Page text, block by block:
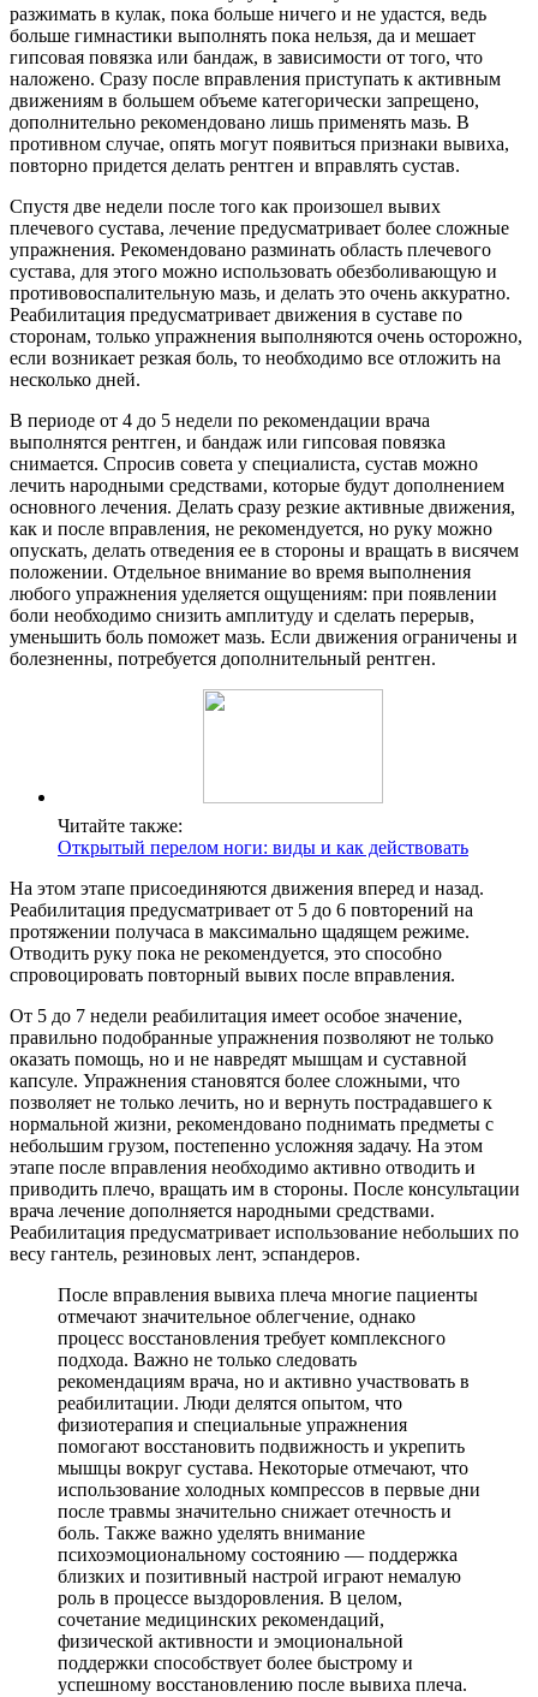
разжимать в кулак, пока больше ничего и не удастся, ведь
больше гимнастики выполнять пока нельзя, да и мешает
гипсовая повязка или бандаж, в зависимости от того, что
наложено. Сразу после вправления приступать к активным
движениям в большем объеме категорически запрещено,
дополнительно рекомендовано лишь применять мазь. В
противном случае, опять могут появиться признаки вывиха,
повторно придется делать рентген и вправлять сустав.
Спустя две недели после того как произошел вывих
плечевого сустава, лечение предусматривает более сложные
упражнения. Рекомендовано разминать область плечевого
сустава, для этого можно использовать обезболивающую и
противовоспалительную мазь, и делать это очень аккуратно.
Реабилитация предусматривает движения в суставе по
сторонам, только упражнения выполняются очень осторожно,
если возникает резкая боль, то необходимо все отложить на
несколько дней.
В периоде от 4 до 5 недели по рекомендации врача
выполнятся рентген, и бандаж или гипсовая повязка
снимается. Спросив совета у специалиста, сустав можно
лечить народными средствами, которые будут дополнением
основного лечения. Делать сразу резкие активные движения,
как и после вправления, не рекомендуется, но руку можно
опускать, делать отведения ее в стороны и вращать в висячем
положении. Отдельное внимание во время выполнения
любого упражнения уделяется ощущениям: при появлении
боли необходимо снизить амплитуду и сделать перерыв,
уменьшить боль поможет мазь. Если движения ограничены и
болезненны, потребуется дополнительный рентген.
Читайте также:
Открытый перелом ноги: виды и как действовать
На этом этапе присоединяются движения вперед и назад.
Реабилитация предусматривает от 5 до 6 повторений на
протяжении получаса в максимально щадящем режиме.
Отводить руку пока не рекомендуется, это способно
спровоцировать повторный вывих после вправления.
От 5 до 7 недели реабилитация имеет особое значение,
правильно подобранные упражнения позволяют не только
оказать помощь, но и не навредят мышцам и суставной
капсуле. Упражнения становятся более сложными, что
позволяет не только лечить, но и вернуть пострадавшего к
нормальной жизни, рекомендовано поднимать предметы с
небольшим грузом, постепенно усложняя задачу. На этом
этапе после вправления необходимо активно отводить и
приводить плечо, вращать им в стороны. После консультации
врача лечение дополняется народными средствами.
Реабилитация предусматривает использование небольших по
весу гантель, резиновых лент, эспандеров.
После вправления вывиха плеча многие пациенты
отмечают значительное облегчение, однако
процесс восстановления требует комплексного
подхода. Важно не только следовать
рекомендациям врача, но и активно участвовать в
реабилитации. Люди делятся опытом, что
физиотерапия и специальные упражнения
помогают восстановить подвижность и укрепить
мышцы вокруг сустава. Некоторые отмечают, что
использование холодных компрессов в первые дни
после травмы значительно снижает отечность и
боль. Также важно уделять внимание
психоэмоциональному состоянию — поддержка
близких и позитивный настрой играют немалую
роль в процессе выздоровления. В целом,
сочетание медицинских рекомендаций,
физической активности и эмоциональной
поддержки способствует более быстрому и
успешному восстановлению после вывиха плеча.